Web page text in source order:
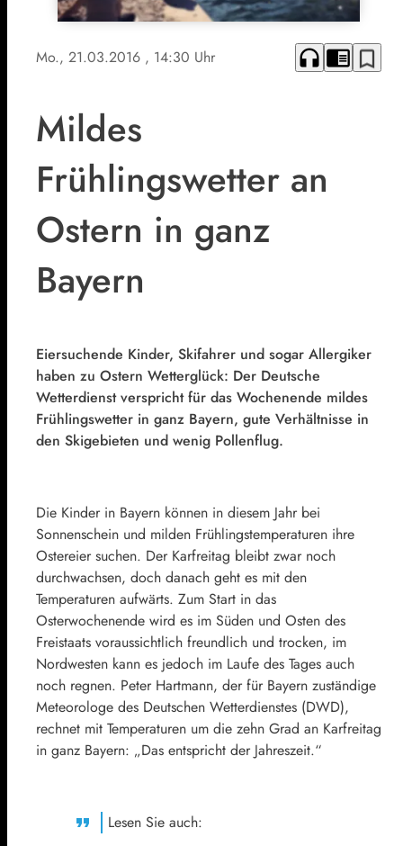
Mo., 21.03.2016 , 14:30 Uhr headphones chrome_reader_mode bookmark_border
Mildes
Frühlingswetter an
Ostern in ganz
Bayern
Eiersuchende Kinder, Skifahrer und sogar Allergiker
haben zu Ostern Wetterglück: Der Deutsche
Wetterdienst verspricht für das Wochenende mildes
Frühlingswetter in ganz Bayern, gute Verhältnisse in
den Skigebieten und wenig Pollenflug.
Die Kinder in Bayern können in diesem Jahr bei
Sonnenschein und milden Frühlingstemperaturen ihre
Ostereier suchen. Der Karfreitag bleibt zwar noch
durchwachsen, doch danach geht es mit den
Temperaturen aufwärts. Zum Start in das
Osterwochenende wird es im Süden und Osten des
Freistaats voraussichtlich freundlich und trocken, im
Nordwesten kann es jedoch im Laufe des Tages auch
noch regnen. Peter Hartmann, der für Bayern zuständige
Meteorologe des Deutschen Wetterdienstes (DWD),
rechnet mit Temperaturen um die zehn Grad an Karfreitag
in ganz Bayern: „Das entspricht der Jahreszeit.“
Lesen Sie auch: